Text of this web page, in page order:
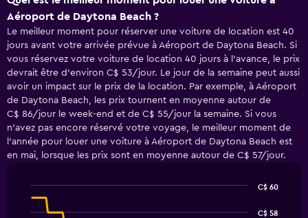
Aéroport de Daytona Beach ?
Le meilleur moment pour réserver une voiture de location est 40
jours avant votre arrivée prévue à Aéroport de Daytona Beach. Si
vous réservez votre voiture de location 40 jours à l'avance, le prix
devrait être d'environ C$ 53/jour. Le jour de la semaine peut aussi
avoir un impact sur le prix de la location. Par exemple, à Aéroport
de Daytona Beach, les prix tournent en moyenne autour de
C$ 86/jour le week-end et de C$ 55/jour la semaine. Si vous
n'avez pas encore réservé votre voyage, le meilleur moment de
l'année pour louer une voiture à Aéroport de Daytona Beach est
en mai, lorsque les prix sont en moyenne autour de C$ 57/jour.
Line
chart
Chart
graphic.
C$ 58
C$ 60